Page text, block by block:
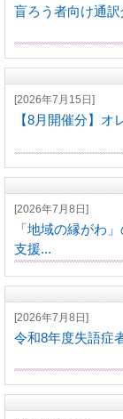
盲ろう者向け通
[2026年7月15日]
【8月開催分】
[2026年7月8日]
「地域の縁がわ
支援...
[2026年7月8日]
令和8年度失語症